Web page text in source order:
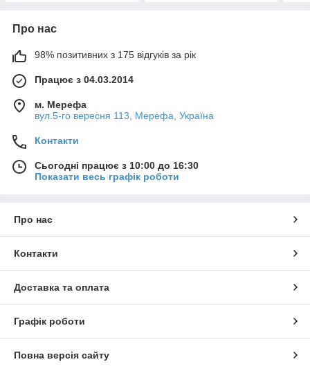
Про нас
98% позитивних з 175 відгуків за рік
Працює з 04.03.2014
м. Мерефа
вул.5-го вересня 113, Мерефа, Україна
Контакти
Сьогодні працює з 10:00 до 16:30
Показати весь графік роботи
Про нас
Контакти
Доставка та оплата
Графік роботи
Повна версія сайту